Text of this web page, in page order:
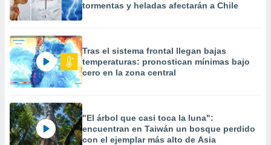
tormentas y heladas afectarán a Chile
Tras el sistema frontal llegan bajas
temperaturas: pronostican mínimas bajo
cero en la zona central
"El árbol que casi toca la luna":
encuentran en Taiwán un bosque perdido
con el ejemplar más alto de Asia